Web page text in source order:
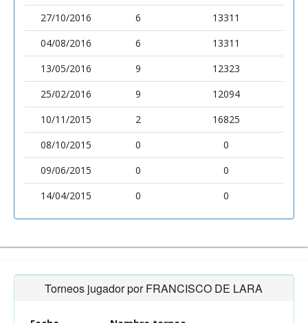
27/10/2016
6
13311
04/08/2016
6
13311
13/05/2016
9
12323
25/02/2016
9
12094
10/11/2015
2
16825
08/10/2015
0
0
09/06/2015
0
0
14/04/2015
0 0
Torneos jugador por FRANCISCO DE LARA